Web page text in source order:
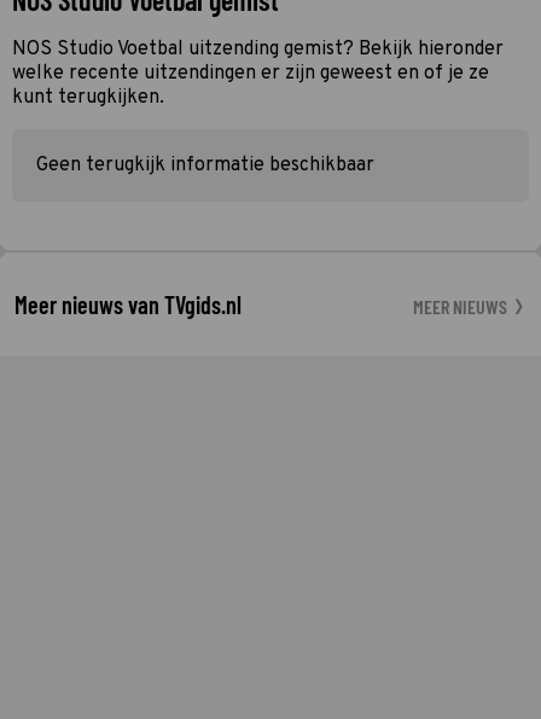
NOS Studio Voetbal uitzending gemist? Bekijk hieronder
welke recente uitzendingen er zijn geweest en of je ze
kunt terugkijken.
Geen terugkijk informatie beschikbaar
Meer nieuws van TVgids.nl MEER NIEUWS